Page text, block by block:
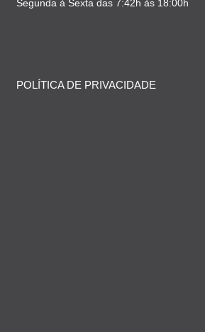
Segunda à Sexta das 7:42h às 18:00h
POLÍTICA DE PRIVACIDADE